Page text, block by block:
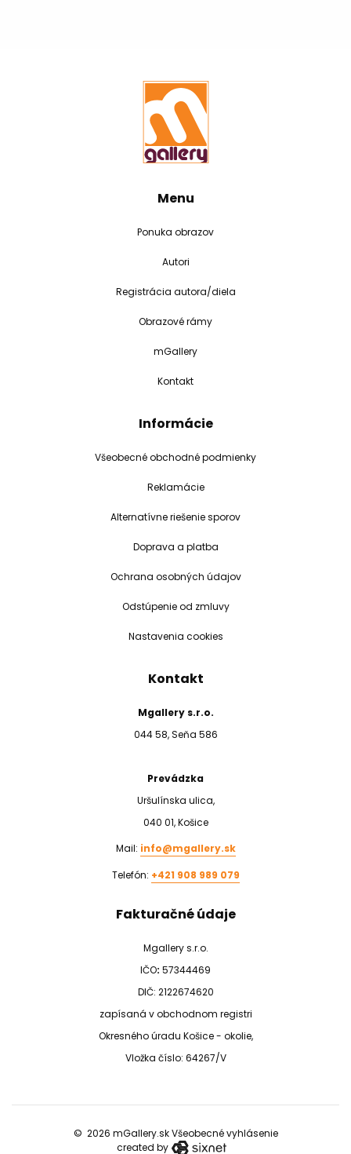
Menu
Ponuka obrazov
Autori
Registrácia autora/diela
Obrazové rámy
mGallery
Kontakt
Informácie
Všeobecné obchodné podmienky
Reklamácie
Alternatívne riešenie sporov
Doprava a platba
Ochrana osobných údajov
Odstúpenie od zmluvy
Nastavenia cookies
Kontakt
Mgallery s.r.o.
044 58, Seňa 586
Prevádzka
Uršulínska ulica,
040 01, Košice
Mail: info@mgallery.sk
Telefón: +421 908 989 079
Fakturačné údaje
Mgallery s.r.o.
IČO: 57344469
DIČ: 2122674620
zapísaná v obchodnom registri
Okresného úradu Košice - okolie,
Vložka číslo: 64267/V
© 2026 mGallery.skVšeobecné vyhlásenie
created by